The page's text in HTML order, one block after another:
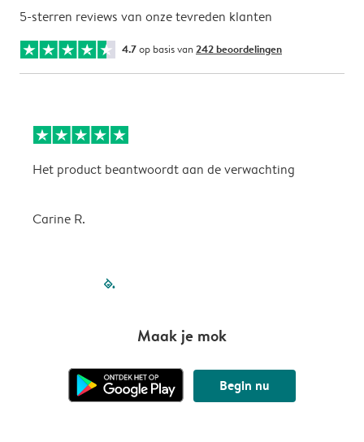
5-sterren reviews van onze tevreden klanten
4.7op basis van 242 beoordelingen
Het product beantwoordt aan de verwachting
Carine R.
filled-pagination
Maak je mok
Begin nu